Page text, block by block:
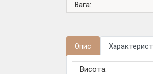
Вага:
Опис
Висота: